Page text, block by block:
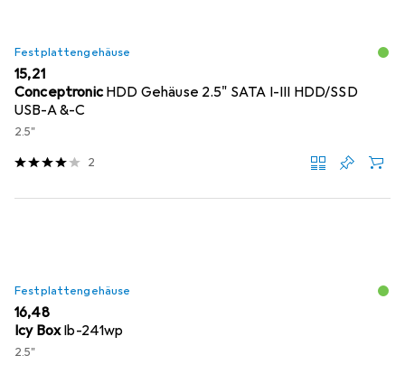
Festplattengehäuse
EUR
15,21
Conceptronic HDD Gehäuse 2.5" SATA I-III HDD/SSD
USB-A &-C
2.5"
2
Festplattengehäuse
EUR
16,48
Icy BoxIb-241wp
2.5"